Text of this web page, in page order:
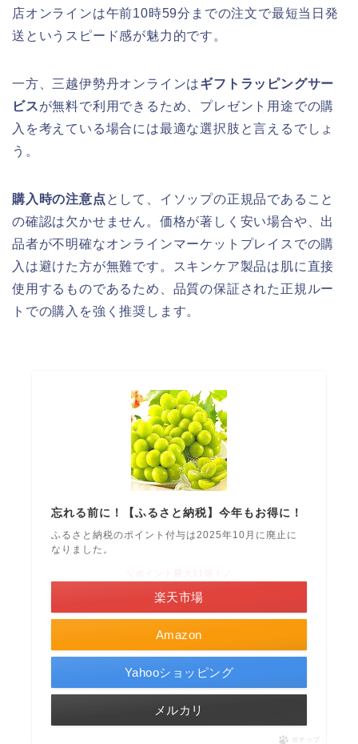
店オンラインは午前10時59分までの注文で最短当日発
送というスピード感が魅力的です。
一方、三越伊勢丹オンラインはギフトラッピングサー
ビスが無料で利用できるため、プレゼント用途での購
入を考えている場合には最適な選択肢と言えるでしょ
う。
購入時の注意点 として、イソップの正規品であること
の確認は欠かせません。価格が著しく安い場合や、出
品者が不明確なオンラインマーケットプレイスでの購
入は避けた方が無難です。スキンケア製品は肌に直接
使用するものであるため、品質の保証された正規ルー
トでの購入を強く推奨します。
忘れる前に！【ふるさと納税】今年もお得に！
ふるさと納税のポイント付与は2025年10月に廃止に
なりました。
Amazon
楽天市場
Yahooショッピング
メルカリ
ポチップ